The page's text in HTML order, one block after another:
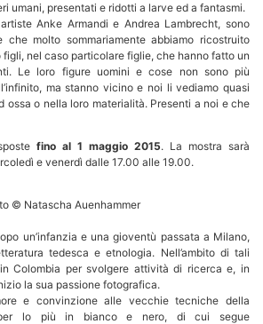
umani, presentati e ridotti a larve ed a fantasmi.
Anke Armandi e Andrea Lambrecht, sono
che molto sommariamente abbiamo ricostruito
figli, nel caso particolare figlie, che hanno fatto un
Le loro figure uomini e cose non sono più
ma stanno vicino e noi li vediamo quasi
ossa o nella loro materialità. Presenti a noi e che
fino al 1 maggio 2015. La mostra sarà
e venerdì dalle 17.00 alle 19.00.
un’infanzia e una gioventù passata a Milano,
tedesca e etnologia. Nell’ambito di tali
Colombia per svolgere attività di ricerca e, in
la sua passione fotografica.
e convinzione alle vecchie tecniche della
per lo più in bianco e nero, di cui segue